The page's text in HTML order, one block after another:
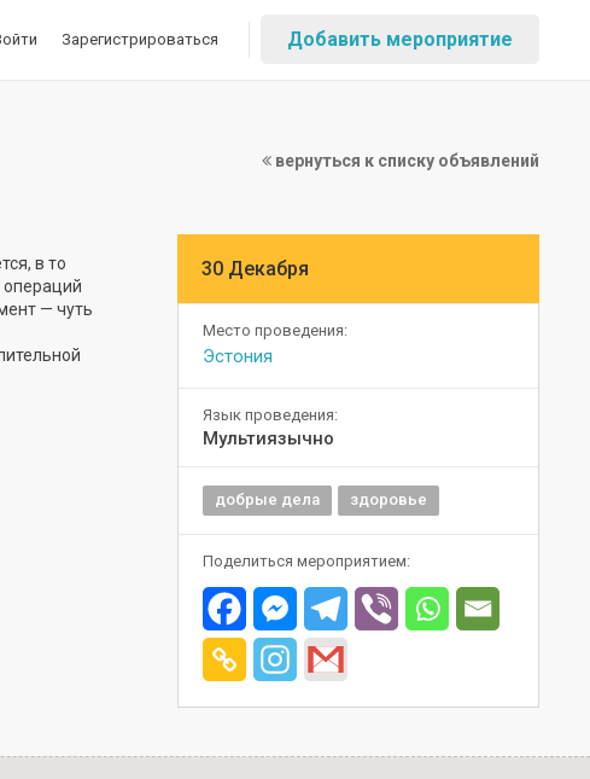
Зарегистрироваться Добавить мероприятие
вернуться к списку объявлений
в то
операций
— чуть
30 Декабря
Место проведения:
Эстония
Язык проведения:
Мультиязычно
добрые дела здоровье
Поделиться мероприятием: